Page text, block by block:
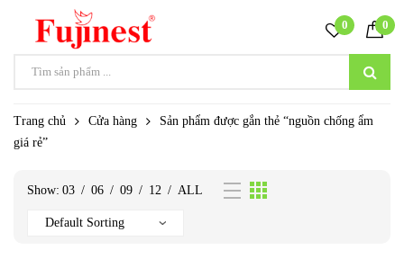
0 0
Trang chủ Cửa hàng
Sản phẩm được gắn thẻ “nguồn chống ẩm
giá rẻ”
Show: 03 / 06 / 09 / 12 / ALL